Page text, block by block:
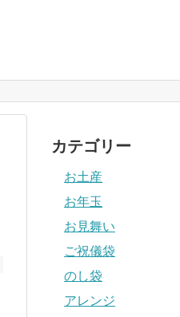
カテゴリー
お土産
お年玉
お見舞い
ご祝儀袋
のし袋
アレンジ